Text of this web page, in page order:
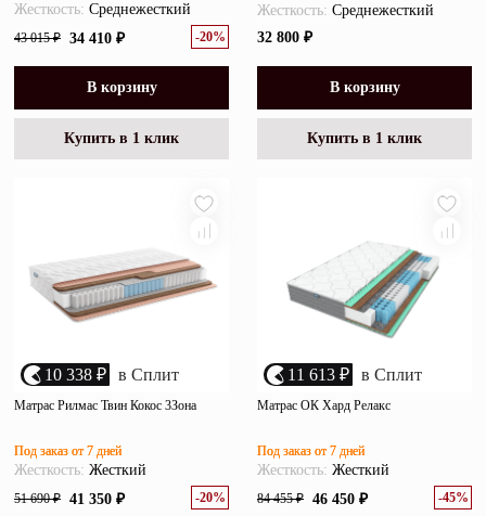
43 015 ₽ 34 410 ₽ -20%
Жесткость: Среднежесткий
В корзину
Купить в 1 клик
32 800 ₽
Жесткость: Среднежесткий
В корзину
Купить в 1 клик
10 338 ₽ в Сплит
Матрас Рилмас Твин Кокос 3Зона
51 690 ₽ 41 350 ₽ -20%
Под заказ от 7 дней
Жесткость: Жесткий
11 613 ₽ в Сплит
Матрас ОК Хард Релакс
84 455 ₽ 46 450 ₽ -45%
Под заказ от 7 дней
Жесткость: Жесткий